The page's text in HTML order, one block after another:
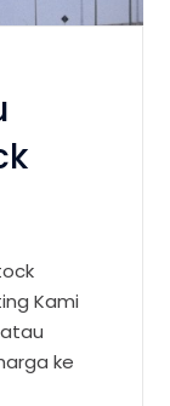
Kami
atau
ke